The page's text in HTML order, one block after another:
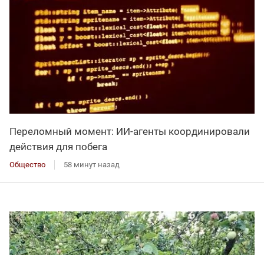
Переломный момент: ИИ-агенты координировали
действия для побега
Общество 58 минут назад